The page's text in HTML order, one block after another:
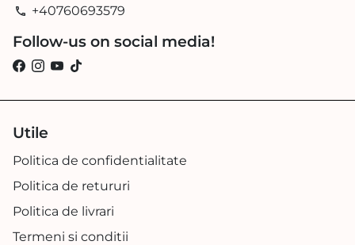
phone +40760693579
Follow-us on social media!
Utile
Politica de confidentialitate
Politica de retururi
Politica de livrari
Termeni si conditii